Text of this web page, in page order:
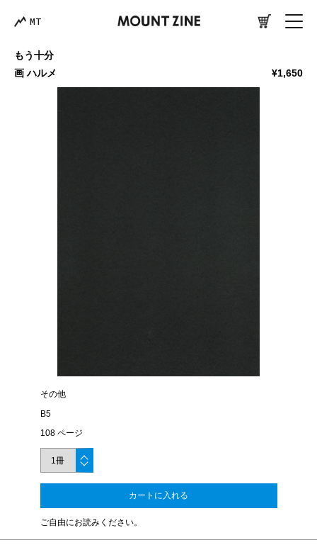
MT
もう十分
画 ハルメ
¥1,650
その他
B5
108 ページ
カートに入れる
ご自由にお読みください。